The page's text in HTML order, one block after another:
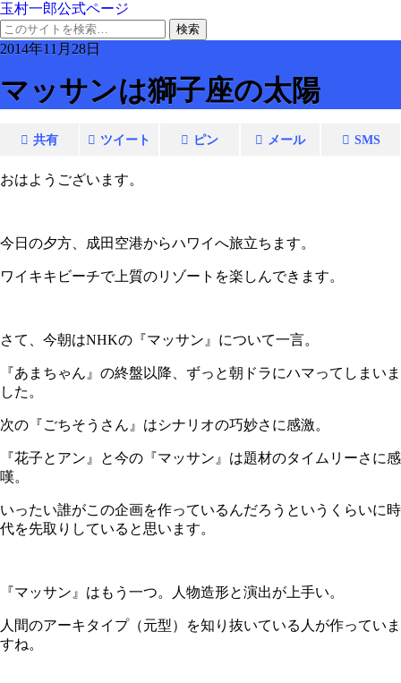
玉村一郎公式ページ
2014年11月28日
マッサンは獅子座の太陽
共有 ツイート ピン メール SMS
おはようございます。
今日の夕方、成田空港からハワイへ旅立ちます。
ワイキキビーチで上質のリゾートを楽しんできます。
さて、今朝はNHKの『マッサン』について一言。
『あまちゃん』の終盤以降、ずっと朝ドラにハマってしまいま
した。
次の『ごちそうさん』はシナリオの巧妙さに感激。
『花子とアン』と今の『マッサン』は題材のタイムリーさに感
嘆。
いったい誰がこの企画を作っているんだろうというくらいに時
代を先取りしていると思います。
『マッサン』はもう一つ。人物造形と演出が上手い。
人間のアーキタイプ（元型）を知り抜いている人が作っていま
すね。